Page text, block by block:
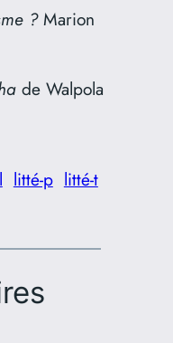
?Marion
de Walpola
litté-p litté-t